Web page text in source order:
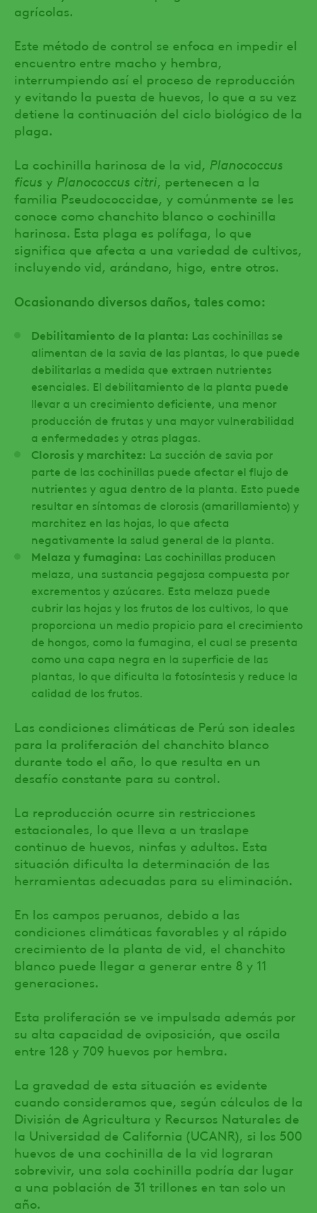
agrícolas.
Este método de control se enfoca en impedir el
encuentro entre macho y hembra,
interrumpiendo así el proceso de reproducción
y evitando la puesta de huevos, lo que a su vez
detiene la continuación del ciclo biológico de la
plaga.
La cochinilla harinosa de la vid, Planococcus
ficus y Planococcus citri , pertenecen a la
familia Pseudococcidae, y comúnmente se les
conoce como chanchito blanco o cochinilla
harinosa. Esta plaga es polífaga, lo que
significa que afecta a una variedad de cultivos,
incluyendo vid, arándano, higo, entre otros.
Ocasionando diversos daños, tales como:
Debilitamiento de la planta: Las cochinillas se
alimentan de la savia de las plantas, lo que puede
debilitarlas a medida que extraen nutrientes
esenciales. El debilitamiento de la planta puede
llevar a un crecimiento deficiente, una menor
producción de frutas y una mayor vulnerabilidad
a enfermedades y otras plagas.
Clorosis y marchitez: La succión de savia por
parte de las cochinillas puede afectar el flujo de
nutrientes y agua dentro de la planta. Esto puede
resultar en síntomas de clorosis (amarillamiento) y
marchitez en las hojas, lo que afecta
negativamente la salud general de la planta.
Melaza y fumagina: Las cochinillas producen
melaza, una sustancia pegajosa compuesta por
excrementos y azúcares. Esta melaza puede
cubrir las hojas y los frutos de los cultivos, lo que
proporciona un medio propicio para el crecimiento
de hongos, como la fumagina, el cual se presenta
como una capa negra en la superficie de las
plantas, lo que dificulta la fotosíntesis y reduce la
calidad de los frutos.
Las condiciones climáticas de Perú son ideales
para la proliferación del chanchito blanco
durante todo el año, lo que resulta en un
desafío constante para su control.
La reproducción ocurre sin restricciones
estacionales, lo que lleva a un traslape
continuo de huevos, ninfas y adultos. Esta
situación dificulta la determinación de las
herramientas adecuadas para su eliminación.
En los campos peruanos, debido a las
condiciones climáticas favorables y al rápido
crecimiento de la planta de vid, el chanchito
blanco puede llegar a generar entre 8 y 11
generaciones.
Esta proliferación se ve impulsada además por
su alta capacidad de oviposición, que oscila
entre 128 y 709 huevos por hembra.
La gravedad de esta situación es evidente
cuando consideramos que, según cálculos de la
División de Agricultura y Recursos Naturales de
la Universidad de California (UCANR), si los 500
huevos de una cochinilla de la vid lograran
sobrevivir, una sola cochinilla podría dar lugar
a una población de 31 trillones en tan solo un
año.